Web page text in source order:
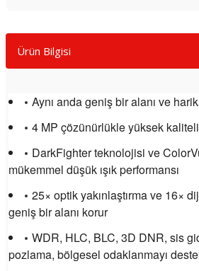
Ürün Bilgisi
Aynı anda geniş bir alanı ve
4 MP çözünürlükle yüksek
DarkFighter teknolojisi ve
mükemmel düşük ışık performansı
25× optik yakınlaştırma ve 16×
geniş bir alanı korur
WDR, HLC, BLC, 3D DNR, sis
pozlama, bölgesel odaklanmayı